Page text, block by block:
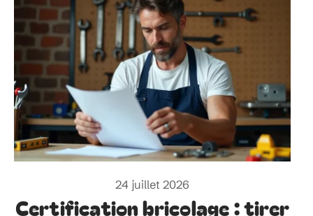
24 juillet 2026
Certification bricolage : tirer